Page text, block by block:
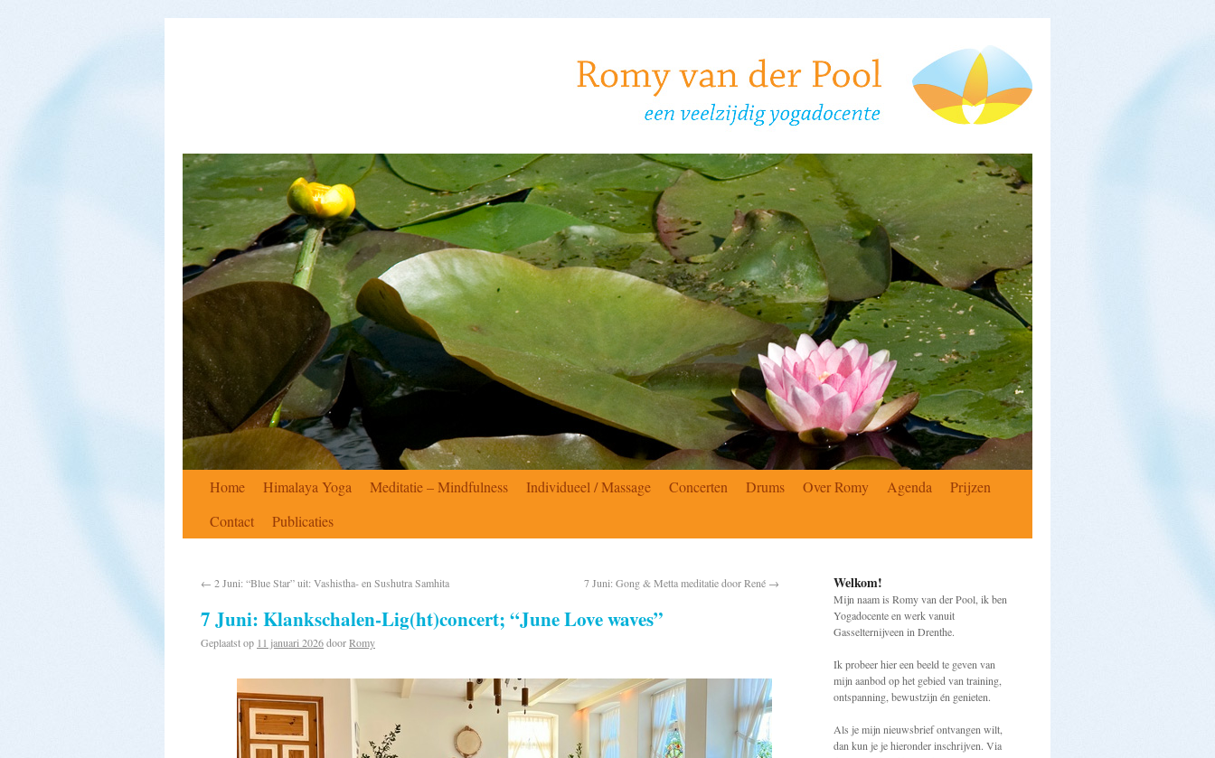
Home Himalaya Yoga Meditatie – Mindfulness Individueel / Massage Concerten Drums Over Romy Agenda
Prijzen
Contact
Publicaties
← 2 Juni: “Blue Star” uit: Vashistha- en Sushutra Samhita 7 Juni: Gong & Metta meditatie door René →
7 Juni: Klankschalen-Lig(ht)concert; “June Love waves”
Geplaatst op 11 januari 2026doorRomy
Welkom!
Mijn naam is Romy van der Pool, ik ben
Yogadocente en werk vanuit
Gasselternijveen in Drenthe.
Ik probeer hier een beeld te geven van
mijn aanbod op het gebied van training,
ontspanning, bewustzijn én genieten.
Als je mijn nieuwsbrief ontvangen wilt,
dan kun je je hieronder inschrijven. Via